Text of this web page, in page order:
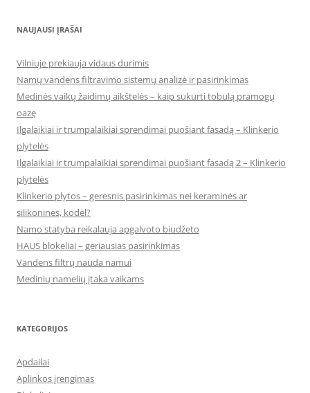
NAUJAUSI ĮRAŠAI
Vilniuje prekiauja vidaus durimis
Namų vandens filtravimo sistemų analizė ir pasirinkimas
Medinės vaikų žaidimų aikštelės – kaip sukurti tobulą pramogų
oazę
Ilgalaikiai ir trumpalaikiai sprendimai puošiant fasadą – Klinkerio
plytelės
Ilgalaikiai ir trumpalaikiai sprendimai puošiant fasadą 2 – Klinkerio
plytelės
Klinkerio plytos – geresnis pasirinkimas nei keraminės ar
silikoninės, kodėl?
Namo statyba reikalauja apgalvoto biudžeto
HAUS blokeliai – geriausias pasirinkimas
Vandens filtrų nauda namui
Medinių namelių įtaka vaikams
KATEGORIJOS
Apdailai
Aplinkos įrengimas